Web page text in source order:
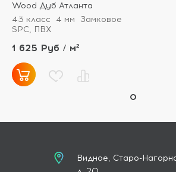
Wood Дуб Атланта
43 класс
4 мм
Замковое
SPC, ПВХ
1 625 Руб / м²
Видное, Старо-